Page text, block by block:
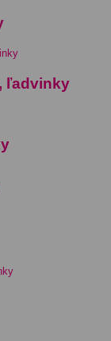
ľadvinky